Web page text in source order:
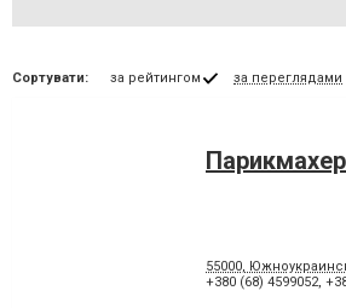
Сортувати: за рейтингом за переглядами
55000,
+380 (68) 4599052,